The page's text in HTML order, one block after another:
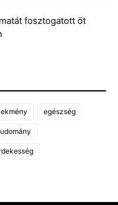
fosztogatott öt
egészség